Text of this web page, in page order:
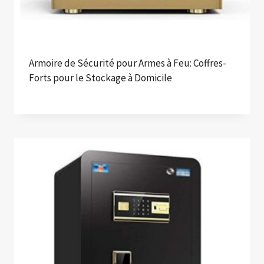
Armoire de Sécurité pour Armes à Feu: Coffres-
Forts pour le Stockage à Domicile